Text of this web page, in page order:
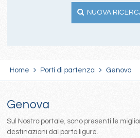
NUOVA
Home Porti di partenza Genova
Genova
Sul Nostro portale, sono presenti le
destinazioni dal porto ligure.